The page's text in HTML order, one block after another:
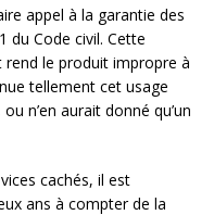
appel à la garantie des
du Code civil. Cette
rend le produit impropre à
tellement cet usage
n’en aurait donné qu’un
cachés, il est
ans à compter de la